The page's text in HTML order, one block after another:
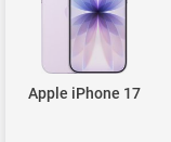
Apple iPhone 17